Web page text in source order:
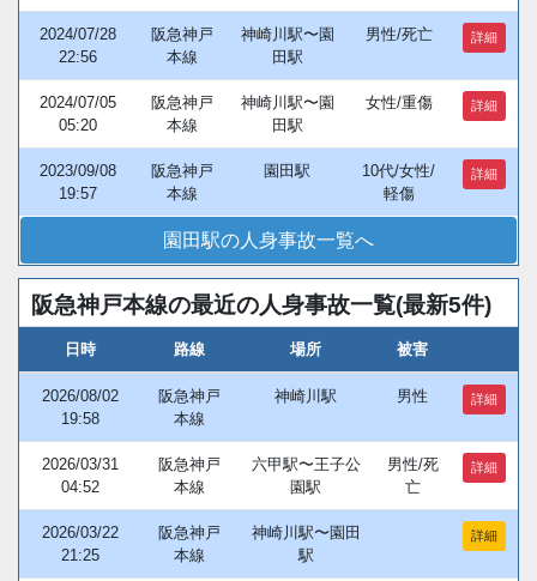
2024/07/28
22:56
阪急神戸
本線
神崎川駅〜園
田駅
男性/死亡 詳細
2024/07/05
05:20
阪急神戸
本線
神崎川駅〜園
田駅
女性/重傷 詳細
2023/09/08
19:57
阪急神戸
本線
園田駅
10代/女性/
軽傷
詳細
園田駅の人身事故一覧へ
阪急神戸本線の最近の人身事故一覧(最新5件)
日時 路線 場所 被害
2026/08/02
19:58
阪急神戸
本線
神崎川駅 男性 詳細
2026/03/31
04:52
阪急神戸
本線
六甲駅〜王子公
園駅
男性/死
亡
詳細
2026/03/22
21:25
阪急神戸
本線
神崎川駅〜園田
駅
詳細